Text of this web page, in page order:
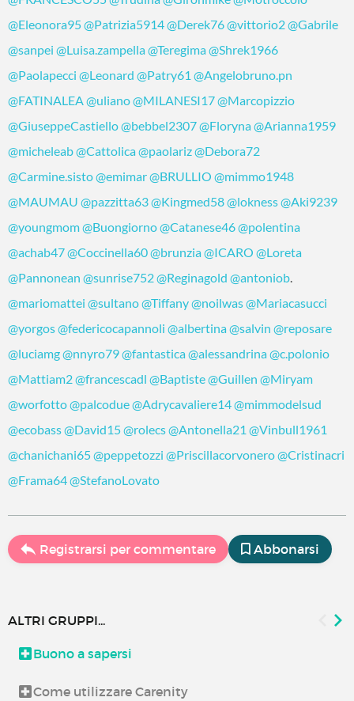
@Eleonora95@Patrizia5914@Derek76@vittorio2@Gabrile
@sanpei @Luisa.zampella@Teregima@Shrek1966
@Paolapecci @Leonard @Patry61 @Angelobruno.pn
@FATINALEA@uliano@MILANESI17@Marcopizzio
@GiuseppeCastiello@bebbel2307@Floryna@Arianna1959
@micheleab@Cattolica@paolariz@Debora72
@Carmine.sisto@emimar@BRULLIO @mimmo1948
@MAUMAU @pazzitta63@Kingmed58@lokness@Aki9239
@youngmom@Buongiorno@Catanese46@polentina
@achab47@Coccinella60@brunzia@ICARO @Loreta
@Pannonean @sunrise752@Reginagold @antoniob.
@mariomattei @sultano@Tiffany@noilwas@Mariacasucci
@yorgos@federicocapannoli @albertina@salvin @reposare
@luciamg@nnyro79@fantastica@alessandrina@c.polonio
@Mattiam2@francescadl @Baptiste@Guillen @Miryam
@worfotto@palcodue@Adrycavaliere14@mimmodelsud
@ecobass@David15@rolecs@Antonella21 @Vinbull1961
@chanichani65@peppetozzi @Priscillacorvonero@Cristinacri
@Frama64@StefanoLovato
Registrarsi per commentare Abbonarsi
ALTRI GRUPPI...
Buono a sapersi
Come utilizzare Carenity